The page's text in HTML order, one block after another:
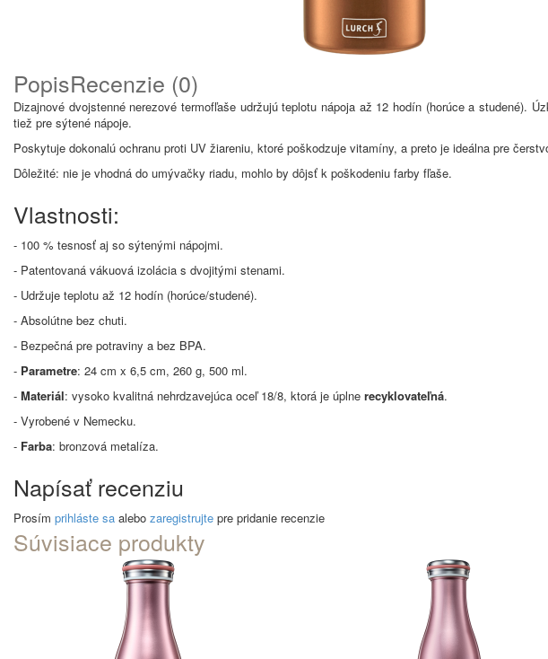
PopisRecenzie (0)
Dizajnové dvojstenné nerezové termofľaše udržujú teplotu nápoja až 12 hodín (horúce a
tiež pre sýtené nápoje.
Poskytuje dokonalú ochranu proti UV žiareniu, ktoré poškodzuje vitamíny, a preto je ideálna pre
Dôležité: nie je vhodná do umývačky riadu, mohlo by dôjsť k poškodeniu farby fľaše.
Vlastnosti:
- 100 % tesnosť aj so sýtenými nápojmi.
- Patentovaná vákuová izolácia s dvojitými stenami.
- Udržuje teplotu až 12 hodín (horúce/studené).
- Absolútne bez chuti.
- Bezpečná pre potraviny a bez BPA.
- Parametre: 24 cm x 6,5 cm, 260 g, 500 ml.
- Materiál: vysoko kvalitná nehrdzavejúca oceľ 18/8, ktorá je úplne recyklovateľná.
- Vyrobené v Nemecku.
- Farba: bronzová metalíza.
Napísať recenziu
Prosím prihláste sa alebo zaregistrujte pre pridanie recenzie
Súvisiace produkty